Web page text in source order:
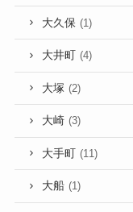
大久保 (1)
大井町 (4)
大塚 (2)
大崎 (3)
大手町 (11)
大船 (1)